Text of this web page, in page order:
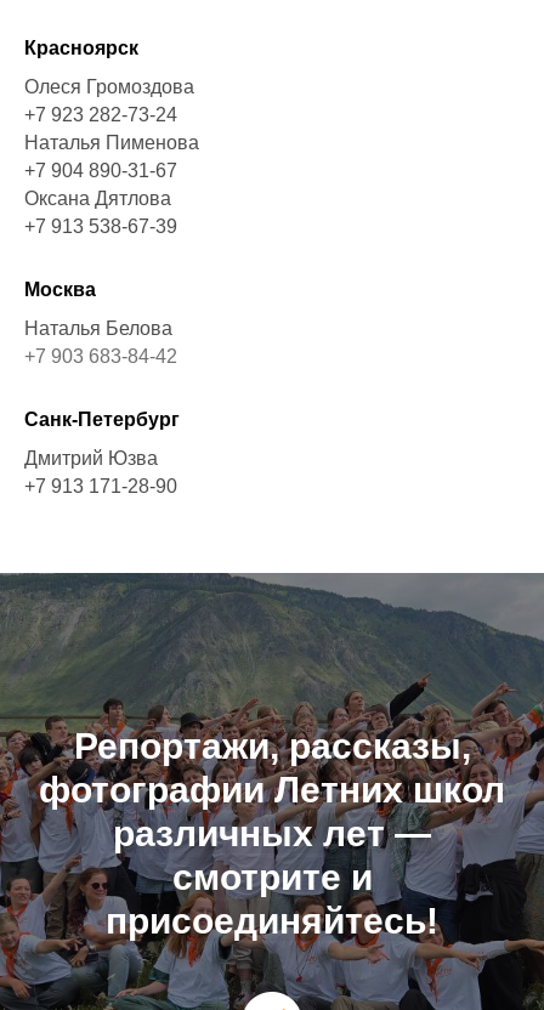
Красноярск
Олеся Громоздова
+7 923 282-73-24
Наталья Пименова
+7 904 890-31-67
Оксана Дятлова
+7 913 538-67-39
Москва
Наталья Белова
+7 903 683-84-42
Санк-Петербург
Дмитрий Юзва
+7 913 171-28-90
Репортажи, рассказы,
фотографии Летних школ
различных лет —
смотрите и
присоединяйтесь!